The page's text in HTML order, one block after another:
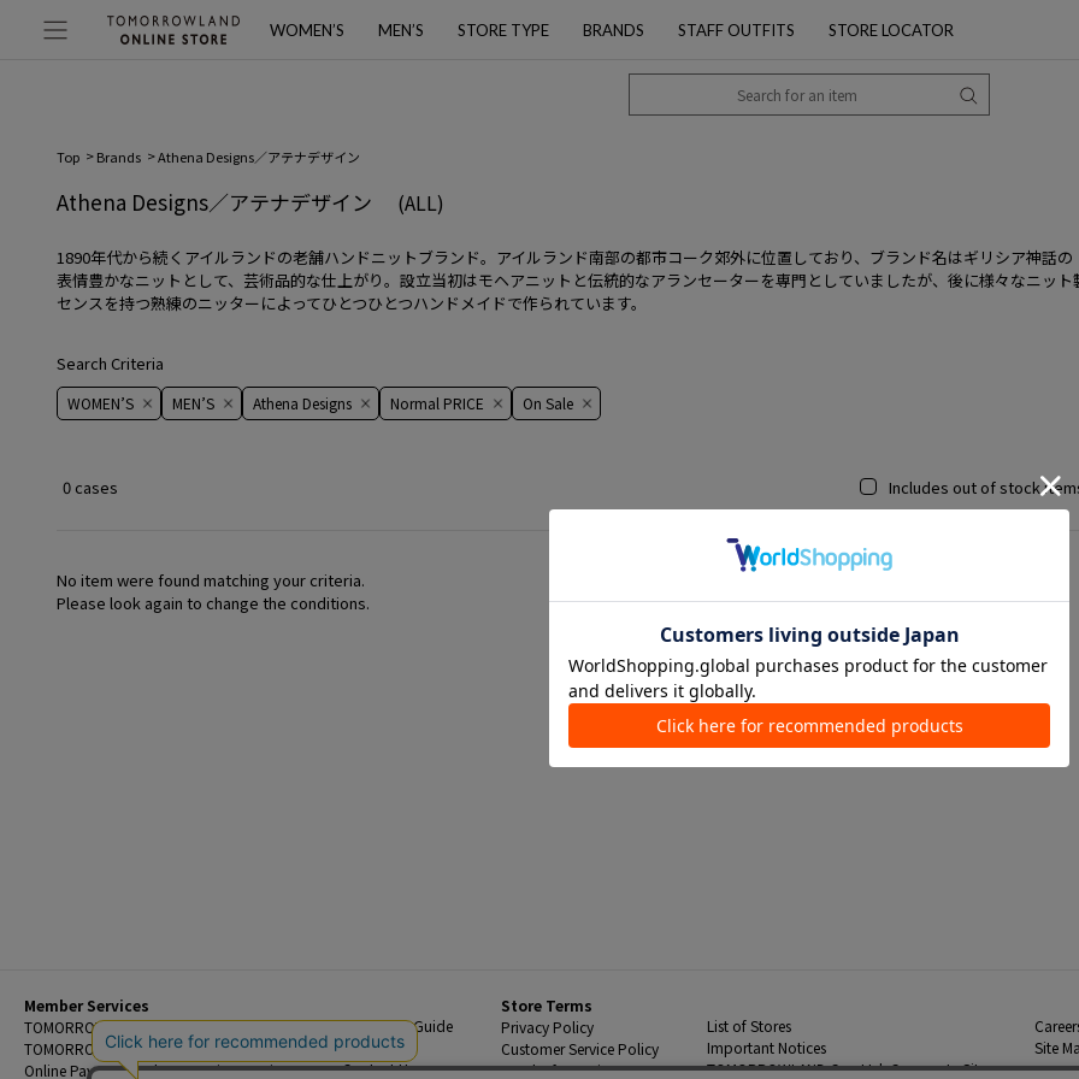
WOMEN’S MEN’S STORE TYPE BRANDS STAFF OUTFITS STORE LOCATOR
Top Brands Athena Designs／アテナデザイン
Athena Designs／アテナデザイン (ALL)
1890年代から続くアイルランドの老舗ハンドニットブランド。アイルランド南部の都市コーク郊外に位置しており、ブランド名はギリシア神話
表情豊かなニットとして、芸術品的な仕上がり。設立当初はモヘアニットと伝統的なアランセーターを専門としていましたが、後に様々なニッ
センスを持つ熟練のニッターによってひとつひとつハンドメイドで作られています。
Search Criteria
WOMEN’S MEN’S Athena Designs Normal PRICE On ​​Sale​​
0 cases Includes out of stock
No item were found matching your criteria.
Please look again to change the conditions.
Member Services
TOMORROWLAND Members
TOMORROWLAND App
Online Payment and Reservation Services
Beginner's Guide
FAQ
Contact Us
Store Terms
Privacy Policy
Customer Service Policy
Legal Information
List of Stores
Important Notices
TOMORROWLAND Co., Ltd. Corporate Site
Site